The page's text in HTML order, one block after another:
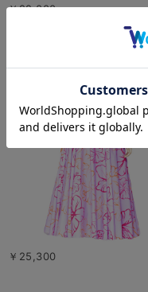
￥22,000
￥25,300